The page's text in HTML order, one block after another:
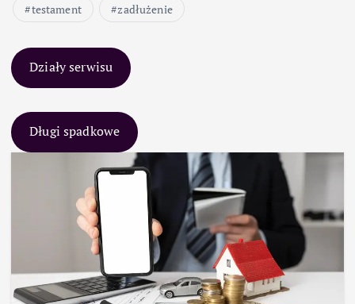
testament
zadłużenie
Działy serwisu
Długi spadkowe